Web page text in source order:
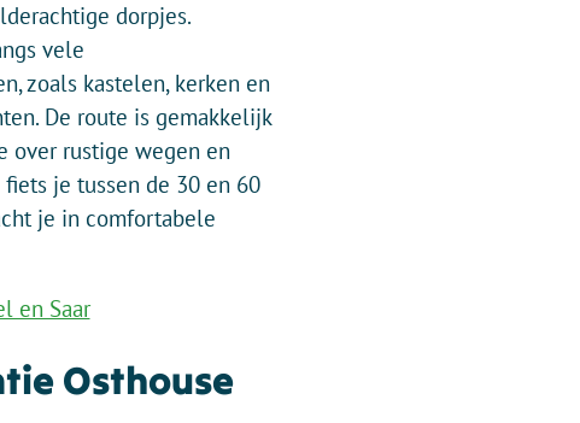
dorpjes.
vele
zoals kastelen, kerken en
De route is gemakkelijk
over rustige wegen en
je tussen de 30 en 60
je in comfortabele
en Saar
Osthouse